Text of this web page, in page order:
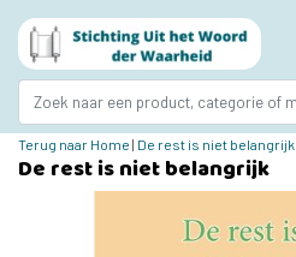
Terug naar Home | De rest is niet belangrijk
De rest is niet belangrijk